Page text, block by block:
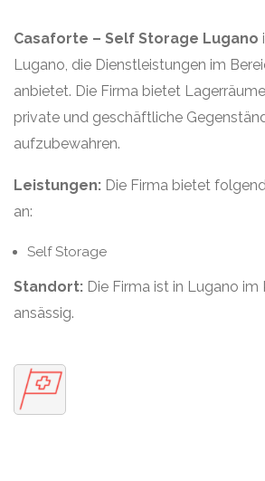
Casaforte – Self Storage Lugano
Lugano, die Dienstleistungen im
anbietet. Die Firma bietet
private und geschäftliche
aufzubewahren.
Leistungen: Die Firma bietet
an:
Self Storage
Standort: Die Firma ist in Lugano im
ansässig.